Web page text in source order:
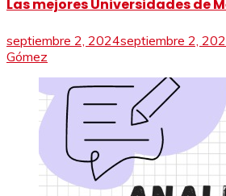
Las mejores Universidades de
septiembre 2, 2024septiembre 2,
Gómez